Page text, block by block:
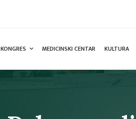
KONGRES MEDICINSKI CENTAR KULTURA